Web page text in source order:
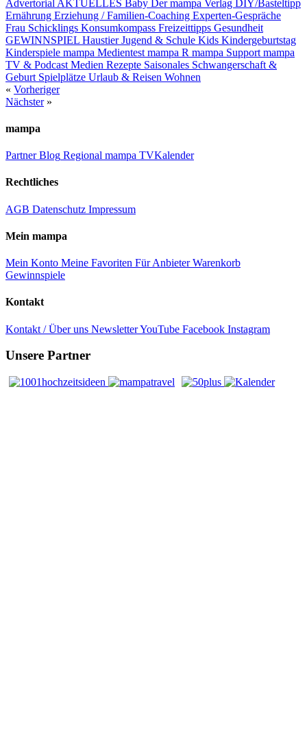
Advertorial AKTUELLES Baby Der mampa Verlag
DIY/Basteltipp
Ernährung Erziehung / Familien-Coaching Experten-Gespräche
Frau Schicklings Konsumkompass Freizeittipps Gesundheit
GEWINNSPIEL HaustierJugend & Schule Kids Kindergeburtstag
Kinderspiele mampa Medientest mampa R mampa Support mampa
TV & Podcast Medien Rezepte Saisonales Schwangerschaft &
Geburt Spielplätze Urlaub & Reisen Wohnen
« Vorheriger
Nächster»
mampa
PartnerBlog Regional mampa TVKalender
Rechtliches
AGB Datenschutz Impressum
Mein mampa
Mein Konto Meine Favoriten Für AnbieterWarenkorb
Gewinnspiele
Kontakt
Kontakt / Über uns NewsletterYouTube Facebook Instagram
Unsere Partner